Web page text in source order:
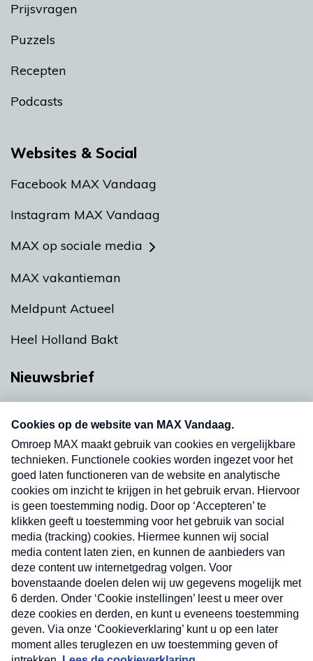
Prijsvragen
Puzzels
Recepten
Podcasts
Websites & Social
Facebook MAX Vandaag
Instagram MAX Vandaag
MAX op sociale media
MAX vakantieman
Meldpunt Actueel
Heel Holland Bakt
Nieuwsbrief
nieuwsbrief. Elke vrijdag- en dinsdagochtend in
uw mailbox.
Verzend
Nieuwsbrief
Neem hier een gratis abonnement op onze
nieuwsbrief. Elke vrijdag- en dinsdagochtend in uw